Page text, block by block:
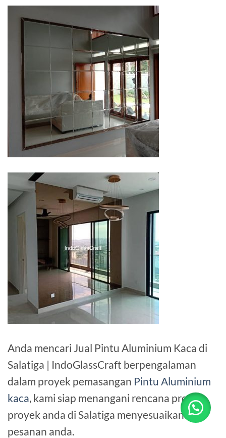
Anda mencari Jual Pintu Aluminium Kaca di
Salatiga | IndoGlassCraft berpengalaman
dalam proyek pemasangan Pintu Aluminium
kaca, kami siap menangani rencana proyek-
proyek anda di Salatiga menyesuaikan
pesanan anda.